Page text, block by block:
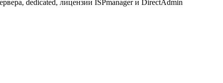
dedicated, лицензии ISPmanager и DirectAdmin